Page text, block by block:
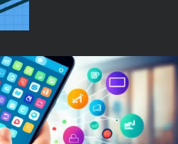
代轉運服務：美國代購推
勞：呼吸機恢復精力機制